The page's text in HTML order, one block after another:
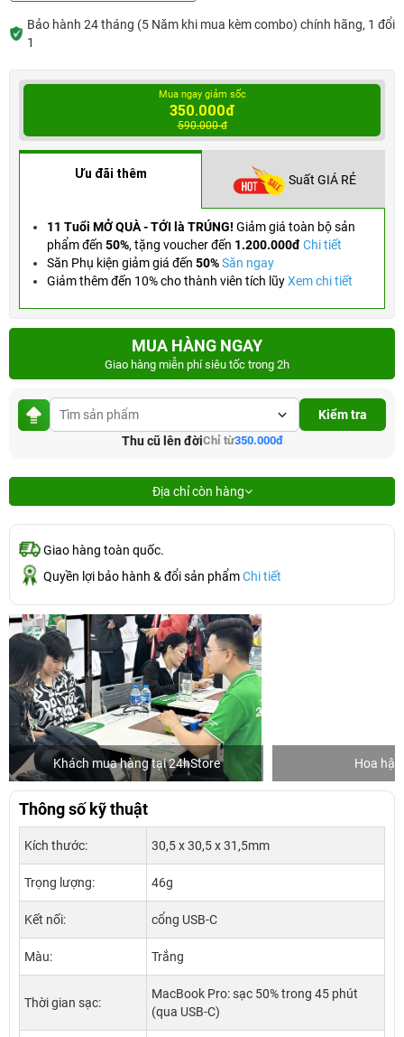
Bảo hành 24 tháng (5 Năm khi mua kèm combo) chính hãng, 1 đổi
1
Mua ngay giảm sốc
350.000đ
590.000 đ
Ưu đãi thêm Suất GIÁ RẺ
11 Tuổi MỞ QUÀ - TỚI là TRÚNG! Giảm giá toàn bộ sản
phẩm đến 50%, tặng voucher đến 1.200.000đChi tiết
Săn Phụ kiện giảm giá đến 50%Săn ngay
Giảm thêm đến 10% cho thành viên tích lũyXem chi tiết
MUA HÀNG NGAY
Giao hàng miễn phí siêu tốc trong 2h
Kiểm tra
Thu cũ lên đờiChỉ từ350.000đ
Địa chỉ còn hàng
Giao hàng toàn quốc.
Quyền lợi bảo hành & đổi sản phẩmChi tiết
Khách mua hàng tại 24hStore Hoa hậu
Thông số kỹ thuật
Kích thước: 30,5 x 30,5 x 31,5mm
Trọng lượng: 46g
Kết nối: cổng USB-C
Màu: Trắng
Thời gian sạc:
MacBook Pro: sạc 50% trong 45 phút
(qua USB-C)